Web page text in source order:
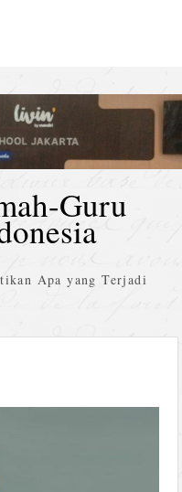
Guru
Apa yang Terjadi